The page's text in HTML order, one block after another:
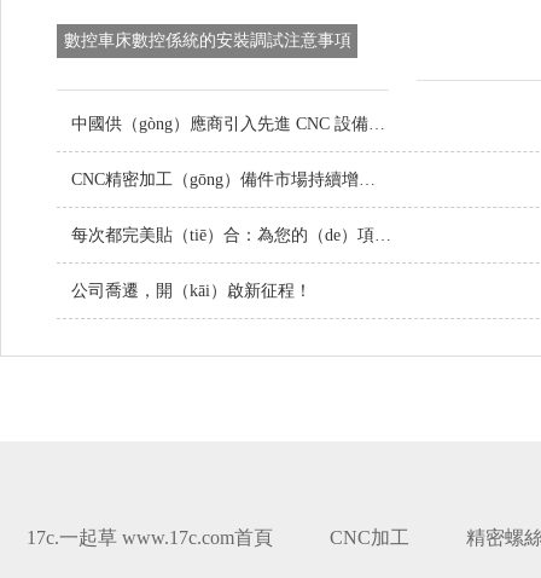
數控車床數控係統的安裝調試注意事項
中國供（gòng）應商引入先進 CNC 設備，提升定製金屬零件品質
CNC精密加工（gōng）備件市場持續增（zēng）長，技術創新引領行業未來
每次都完美貼（tiē）合：為您的（de）項目（mù）定製螺絲
公司喬遷，開（kāi）啟新征程！
17c.一起草 www.17c.com首頁 CNC加工 精密螺